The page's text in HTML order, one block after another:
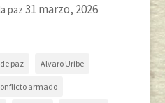
paz 31 marzo, 2026
paz Alvaro Uribe
armado